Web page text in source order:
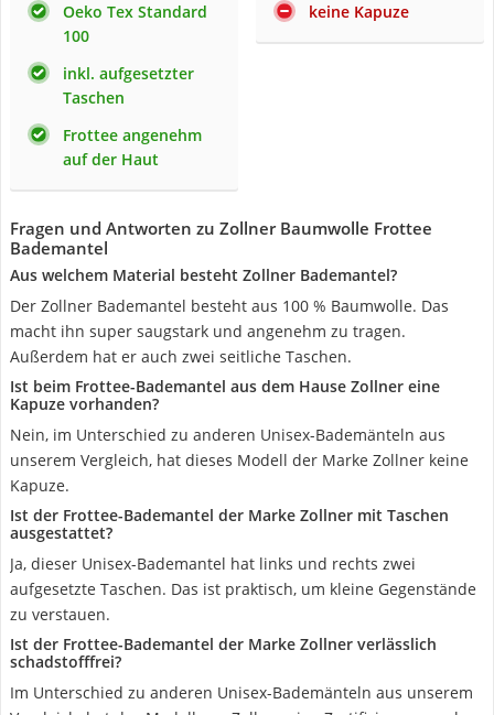
Oeko Tex Standard
100
inkl. aufgesetzter
Taschen
Frottee angenehm
auf der Haut
keine Kapuze
Fragen und Antworten zu Zollner Baumwolle Frottee
Bademantel
Aus welchem Material besteht Zollner Bademantel?
Der Zollner Bademantel besteht aus 100 % Baumwolle. Das
macht ihn super saugstark und angenehm zu tragen.
Außerdem hat er auch zwei seitliche Taschen.
Ist beim Frottee-Bademantel aus dem Hause Zollner eine
Kapuze vorhanden?
Nein, im Unterschied zu anderen Unisex-Bademänteln aus
unserem Vergleich, hat dieses Modell der Marke Zollner keine
Kapuze.
Ist der Frottee-Bademantel der Marke Zollner mit Taschen
ausgestattet?
Ja, dieser Unisex-Bademantel hat links und rechts zwei
aufgesetzte Taschen. Das ist praktisch, um kleine Gegenstände
zu verstauen.
Ist der Frottee-Bademantel der Marke Zollner verlässlich
schadstofffrei?
Im Unterschied zu anderen Unisex-Bademänteln aus unserem